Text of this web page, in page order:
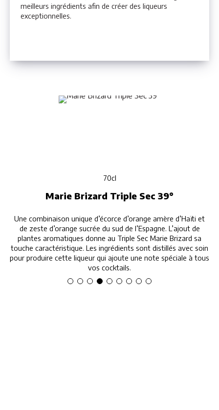
meilleurs ingrédients afin de créer des liqueurs
exceptionnelles.
70cl
Marie Brizard Triple Sec 39°
Une combinaison unique d’écorce d’orange amère d’Haïti et
de zeste d’orange sucrée du sud de l’Espagne. L’ajout de
plantes aromatiques donne au Triple Sec Marie Brizard sa
touche caractéristique. Les ingrédients sont distillés avec soin
pour produire cette liqueur qui ajoute une note spéciale à tous
vos cocktails.